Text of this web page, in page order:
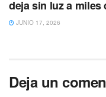
deja sin luz a miles
JUNIO 17, 2026
Deja un